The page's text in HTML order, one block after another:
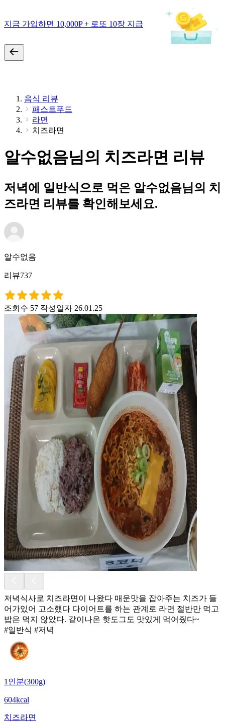
지금 가입하면 10,000P + 로또 10장 지급
음식 리뷰
패스트푸드
라면
치즈라면
알수없음님의 치즈라면 리뷰
저녁에 일반식으로 먹은 알수없음님의 치
즈라면 리뷰를 확인해보세요.
알수없음
리뷰737
조회수 57 작성일자 26.01.25
저녁식사로 치즈라면이 나왔다 매운맛을 잡아주는 치즈가 들
어가있어 고소했다 다이어트를 하는 관계로 라면 절반만 먹고
밥은 먹지 않았다. 같이나온 핫도그도 맛있게 먹어줬다~
#일반식 #저녁
1인분(300g)
604kcal
치즈라면